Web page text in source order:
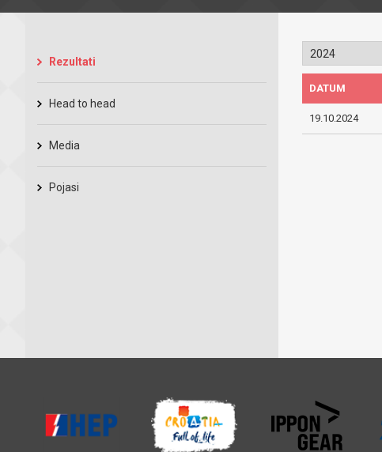
Rezultati
Head to head
Media
Pojasi
DATUM
19.10.2024